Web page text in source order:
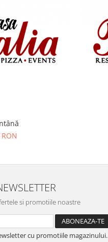
si promotiile noastre
cu promotiile magazinului.